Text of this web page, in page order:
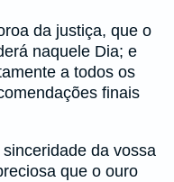
da justiça, que o
naquele Dia; e
a todos os
finais
da vossa
que o ouro